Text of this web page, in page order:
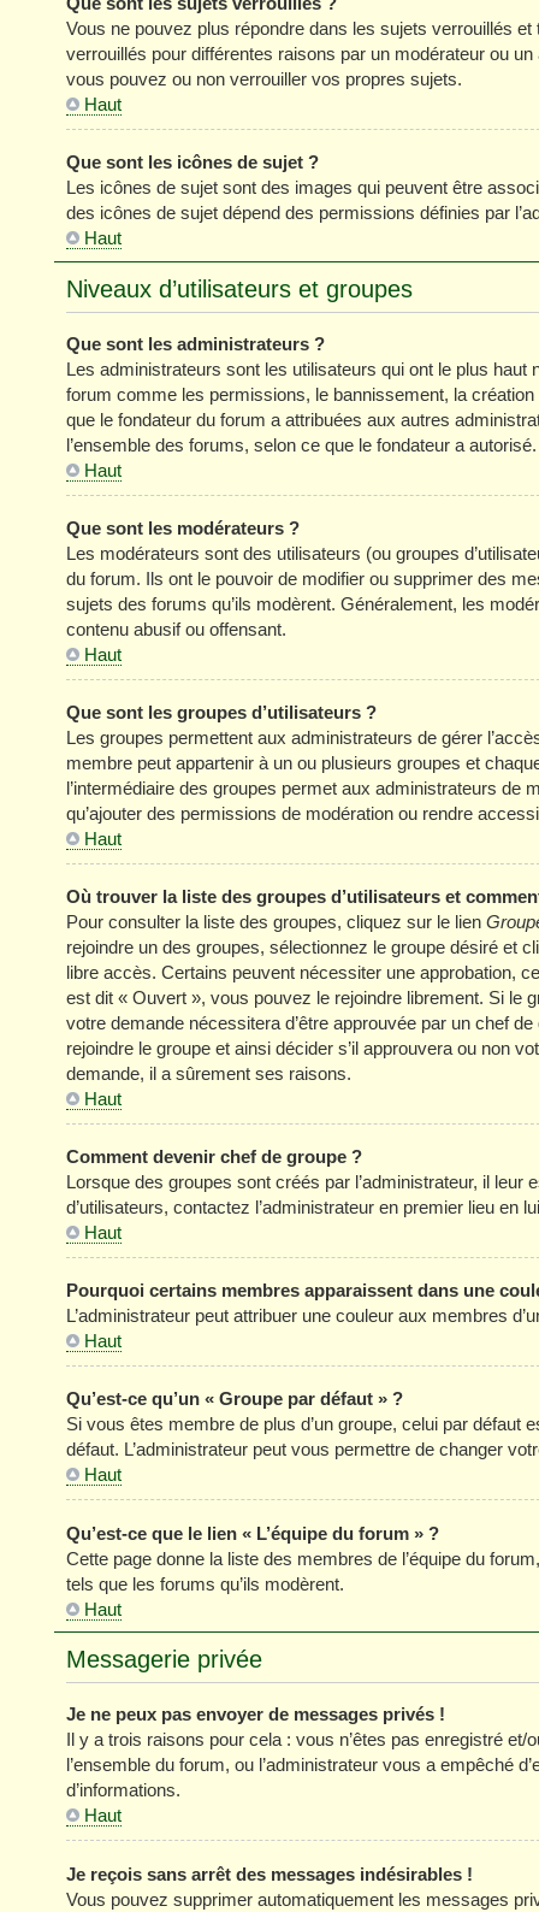
Vous ne pouvez plus répondre dans les sujets verrouillés
verrouillés pour différentes raisons par un modérateur ou
vous pouvez ou non verrouiller vos propres sujets.
Haut
Que sont les icônes de sujet ?
Les icônes de sujet sont des images qui peuvent être
des icônes de sujet dépend des permissions définies par
Haut
Niveaux d’utilisateurs et groupes
Que sont les administrateurs ?
Les administrateurs sont les utilisateurs qui ont le plus
forum comme les permissions, le bannissement, la
que le fondateur du forum a attribuées aux autres
l’ensemble des forums, selon ce que le fondateur a autorisé.
Haut
Que sont les modérateurs ?
Les modérateurs sont des utilisateurs (ou groupes
du forum. Ils ont le pouvoir de modifier ou supprimer des
sujets des forums qu’ils modèrent. Généralement, les
contenu abusif ou offensant.
Haut
Que sont les groupes d’utilisateurs ?
Les groupes permettent aux administrateurs de gérer
membre peut appartenir à un ou plusieurs groupes et
l’intermédiaire des groupes permet aux administrateurs
qu’ajouter des permissions de modération ou rendre
Haut
Où trouver la liste des groupes d’utilisateurs et
Pour consulter la liste des groupes, cliquez sur le lien
rejoindre un des groupes, sélectionnez le groupe désiré et
libre accès. Certains peuvent nécessiter une approbation,
est dit « Ouvert », vous pouvez le rejoindre librement. Si le
votre demande nécessitera d’être approuvée par un chef
rejoindre le groupe et ainsi décider s’il approuvera ou non
demande, il a sûrement ses raisons.
Haut
Comment devenir chef de groupe ?
Lorsque des groupes sont créés par l’administrateur, il
d’utilisateurs, contactez l’administrateur en premier lieu en
Haut
Pourquoi certains membres apparaissent dans une
L’administrateur peut attribuer une couleur aux membres
Haut
Qu’est-ce qu’un « Groupe par défaut » ?
Si vous êtes membre de plus d’un groupe, celui par défaut
défaut. L’administrateur peut vous permettre de changer
Haut
Qu’est-ce que le lien « L’équipe du forum » ?
Cette page donne la liste des membres de l’équipe du
tels que les forums qu’ils modèrent.
Haut
Messagerie privée
Je ne peux pas envoyer de messages privés !
Il y a trois raisons pour cela : vous n’êtes pas enregistré
l’ensemble du forum, ou l’administrateur vous a empêché
d’informations.
Haut
Je reçois sans arrêt des messages indésirables !
Vous pouvez supprimer automatiquement les messages